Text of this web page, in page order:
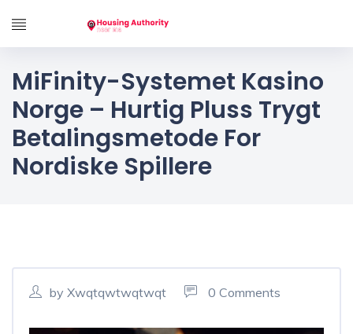
MiFinity-Systemet Kasino
Norge – Hurtig Pluss Trygt
Betalingsmetode For
Nordiske Spillere
by Xwqtqwtwqtwqt 0 Comments